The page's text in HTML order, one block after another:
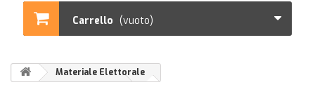
Carrello (vuoto)
Materiale Elettorale